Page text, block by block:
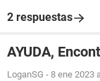
2 respuestas
AYUDA,
LoganSG - 8 ene 2023